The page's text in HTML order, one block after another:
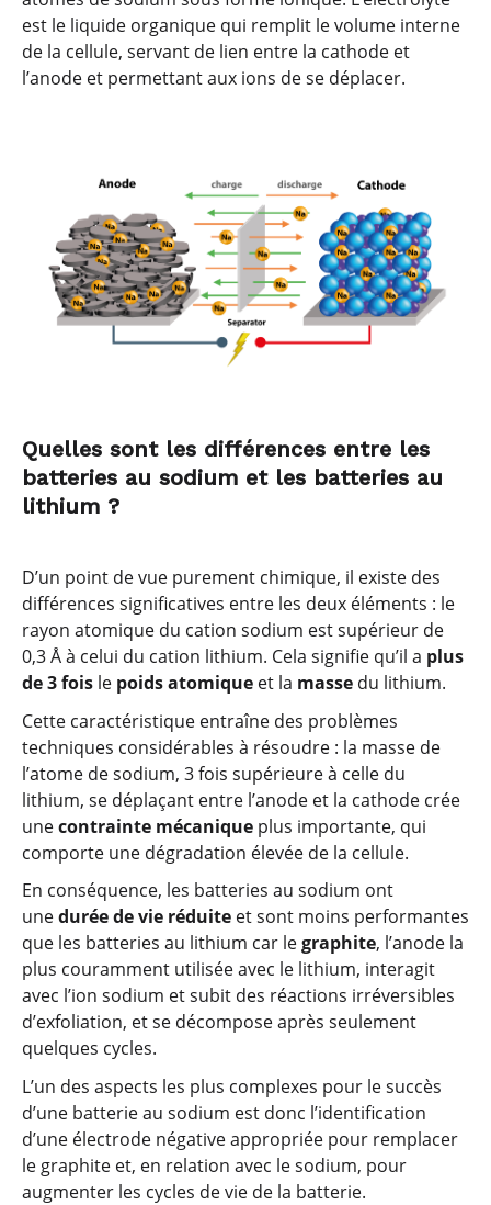
est le liquide organique qui remplit le volume interne
de la cellule, servant de lien entre la cathode et
l’anode et permettant aux ions de se déplacer.
Quelles sont les différences entre les
batteries au sodium et les batteries au
lithium ?
D’un point de vue purement chimique, il existe des
différences significatives entre les deux éléments : le
rayon atomique du cation sodium est supérieur de
0,3 Å à celui du cation lithium. Cela signifie qu’il a plus
de 3 fois le poids atomique et la masse du lithium.
Cette caractéristique entraîne des problèmes
techniques considérables à résoudre : la masse de
l’atome de sodium, 3 fois supérieure à celle du
lithium, se déplaçant entre l’anode et la cathode crée
unecontrainte mécanique plus importante, qui
comporte une dégradation élevée de la cellule.
En conséquence, les batteries au sodium ont
unedurée de vie réduite et sont moins performantes
que les batteries au lithium car legraphite, l’anode la
plus couramment utilisée avec le lithium, interagit
avec l’ion sodium et subit des réactions irréversibles
d’exfoliation, et se décompose après seulement
quelques cycles.
L’un des aspects les plus complexes pour le succès
d’une batterie au sodium est donc l’identification
d’une électrode négative appropriée pour remplacer
le graphite et, en relation avec le sodium, pour
augmenter les cycles de vie de la batterie.